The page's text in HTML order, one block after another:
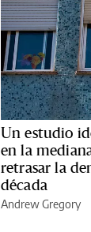
Un estudio
en la
retrasar la
década
Andrew Gregory